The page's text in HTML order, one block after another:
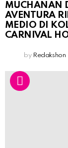
MUCHANAN
AVENTURA
MEDIO DI
CARNIVAL
by Redakshon